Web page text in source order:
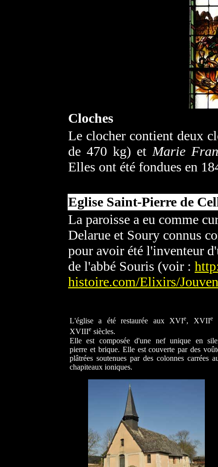
Cloches
Le clocher contient deux
de 470 kg) et Marie
Elles ont été fondues en
Eglise Saint-Pierre de
La paroisse a eu comme
Delarue et Soury connus
pour avoir été l'inventeur
de l'abbé Souris (voir :
histoire.com/Elixirs/
L'église a été restaurée aux XVIe, XVIIe
XVIIIe siècles.
Elle est composée d'une nef unique en
pierre et brique. Elle est couverte par des
plâtrées soutenues par des colonnes carrées
chapiteaux ioniques.